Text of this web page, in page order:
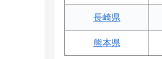
長崎県
熊本県